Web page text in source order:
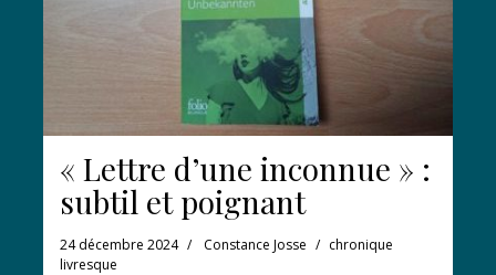
« Lettre d’une inconnue » :
subtil et poignant
24 décembre 2024 Constance Josse
chronique
livresque